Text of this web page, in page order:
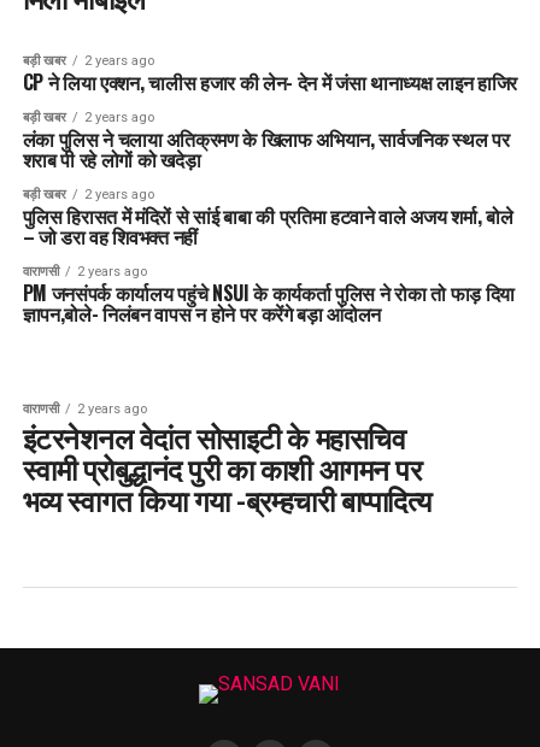
बड़ी खबर 2 years ago
CP ने लिया एक्शन, चालीस हजार की लेन- देन में जंसा थानाध्यक्ष लाइन हाजिर
बड़ी खबर 2 years ago
लंका पुलिस ने चलाया अतिक्रमण के खिलाफ अभियान, सार्वजनिक स्थल पर
शराब पी रहे लोगों को खदेड़ा
बड़ी खबर 2 years ago
पुलिस हिरासत में मंदिरों से सांई बाबा की प्रतिमा हटवाने वाले अजय शर्मा, बोले
– जो डरा वह शिवभक्त नहीं
वाराणसी 2 years ago
PM जनसंपर्क कार्यालय पहुंचे NSUI के कार्यकर्ता पुलिस ने रोका तो फाड़ दिया
ज्ञापन,बोले- निलंबन वापस न होने पर करेंगे बड़ा आंदोलन
वाराणसी 2 years ago
इंटरनेशनल वेदांत सोसाइटी के महासचिव
स्वामी प्रोबुद्धानंद पुरी का काशी आगमन पर
भव्य स्वागत किया गया -ब्रम्हचारी बाप्पादित्य